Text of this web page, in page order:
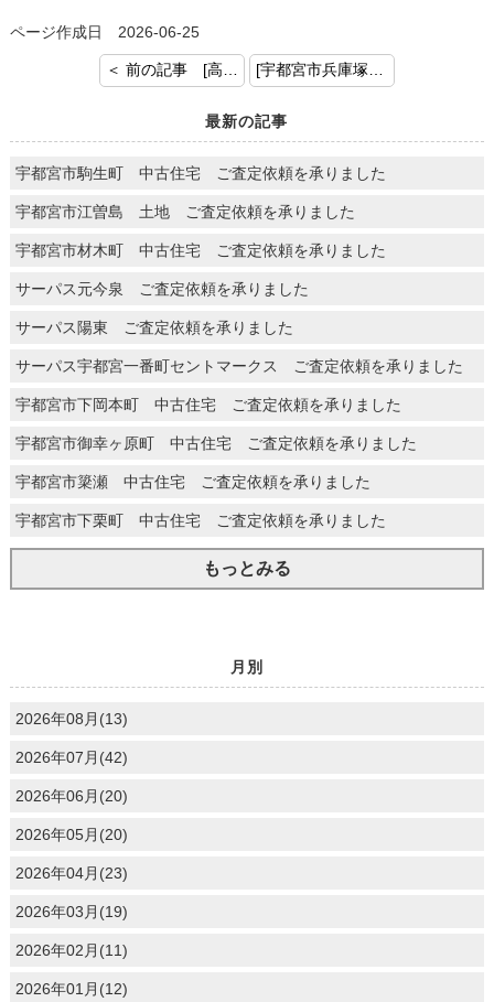
ページ作成日 2026-06-25
最新の記事
宇都宮市駒生町 中古住宅 ご査定依頼を承りました
宇都宮市江曽島 土地 ご査定依頼を承りました
宇都宮市材木町 中古住宅 ご査定依頼を承りました
サーパス元今泉 ご査定依頼を承りました
サーパス陽東 ご査定依頼を承りました
サーパス宇都宮一番町セントマークス ご査定依頼を承りました
宇都宮市下岡本町 中古住宅 ご査定依頼を承りました
宇都宮市御幸ヶ原町 中古住宅 ご査定依頼を承りました
宇都宮市簗瀬 中古住宅 ご査定依頼を承りました
宇都宮市下栗町 中古住宅 ご査定依頼を承りました
もっとみる
月別
2026年08月(13)
2026年07月(42)
2026年06月(20)
2026年05月(20)
2026年04月(23)
2026年03月(19)
2026年02月(11)
2026年01月(12)